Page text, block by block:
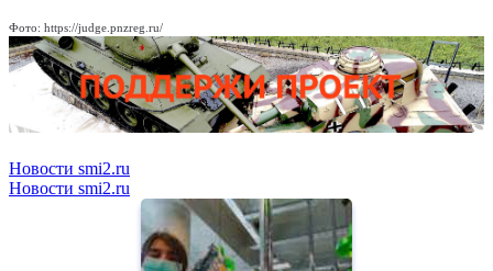
Фото: https://judge.pnzreg.ru/
Новости smi2.ru
Новости smi2.ru